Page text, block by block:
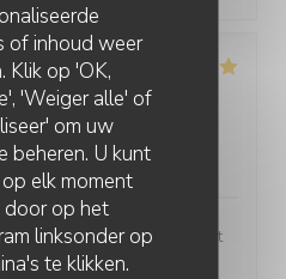
of inhoud weer
Klik op 'OK,
'Weiger alle' of
om uw
beheren. U kunt
elk moment
op het
linksonder op
te klikken.
5
Keuken:5 /5 Kwaliteit / Prijs
Nourriture excellente et
particulièrement le mille